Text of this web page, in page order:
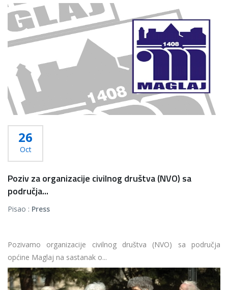
Više...
26
Oct
Poziv za organizacije civilnog društva (NVO) sa
područja...
Pisao : Press
Pozivamo organizacije civilnog društva (NVO) sa područja
općine Maglaj na sastanak o...
Više...